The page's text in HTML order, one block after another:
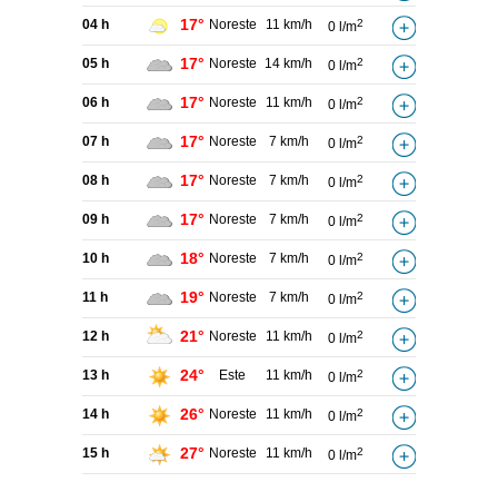
04 h 17° Noreste 11 km/h 0 l/m2
05 h 17° Noreste 14 km/h 0 l/m2
06 h 17° Noreste 11 km/h 0 l/m2
07 h 17° Noreste 7 km/h 0 l/m2
08 h 17° Noreste 7 km/h 0 l/m2
09 h 17° Noreste 7 km/h 0 l/m2
10 h 18° Noreste 7 km/h 0 l/m2
11 h 19° Noreste 7 km/h 0 l/m2
12 h 21° Noreste 11 km/h 0 l/m2
13 h 24° Este 11 km/h 0 l/m2
14 h 26° Noreste 11 km/h 0 l/m2
15 h 27° Noreste 11 km/h 0 l/m2